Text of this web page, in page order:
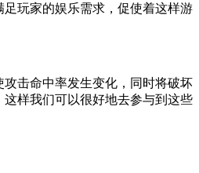
玩家的娱乐需求，促使着这样游
击命中率发生变化，同时将破坏
样我们可以很好地去参与到这些